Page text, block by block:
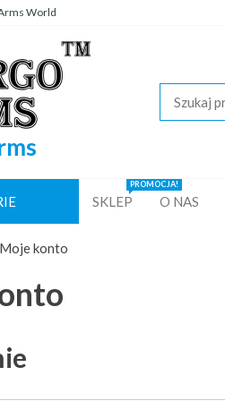
World
SKLEP
PROMOCJA!
O NAS
Moje konto